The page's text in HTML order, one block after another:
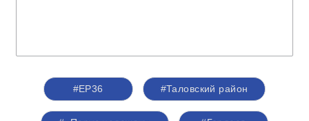
#ЕР36 #Таловский район